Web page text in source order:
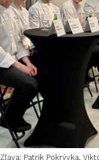
Zľava: Patrik Pokrývka,